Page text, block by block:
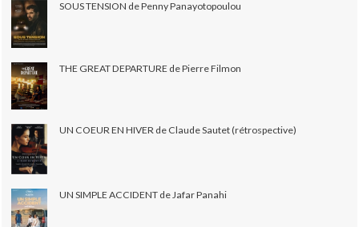
SOUS TENSION de Penny Panayotopoulou
THE GREAT DEPARTURE de Pierre Filmon
UN COEUR EN HIVER de Claude Sautet (rétrospective)
UN SIMPLE ACCIDENT de Jafar Panahi